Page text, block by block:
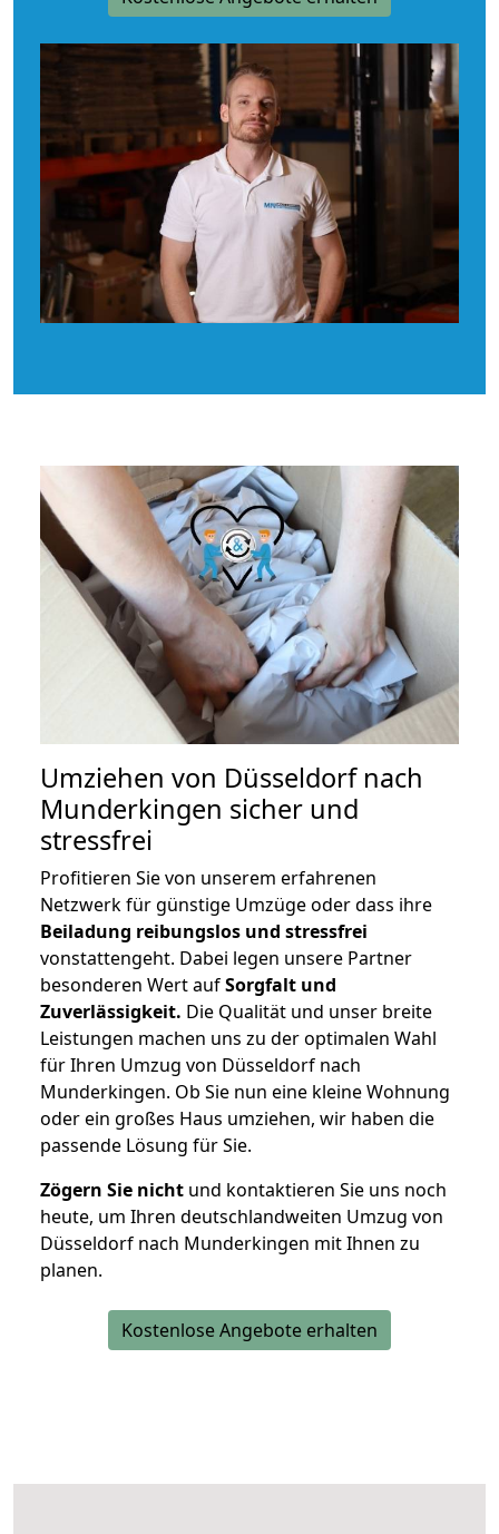
Umziehen von Düsseldorf nach
Munderkingen sicher und
stressfrei
Profitieren Sie von unserem erfahrenen
Netzwerk für günstige Umzüge oder dass ihre
Beiladung reibungslos und stressfrei
vonstattengeht. Dabei legen unsere Partner
besonderen Wert aufSorgfalt und
Zuverlässigkeit. Die Qualität und unser breite
Leistungen machen uns zu der optimalen Wahl
für Ihren Umzug von Düsseldorf nach
Munderkingen. Ob Sie nun eine kleine Wohnung
oder ein großes Haus umziehen, wir haben die
passende Lösung für Sie.
Zögern Sie nicht und kontaktieren Sie uns noch
heute, um Ihren deutschlandweiten Umzug von
Düsseldorf nach Munderkingen mit Ihnen zu
planen.
Kostenlose Angebote erhalten